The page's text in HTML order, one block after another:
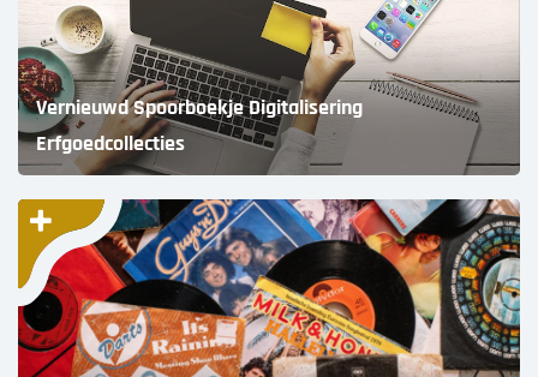
Vernieuwd Spoorboekje Digitalisering
Erfgoedcollecties